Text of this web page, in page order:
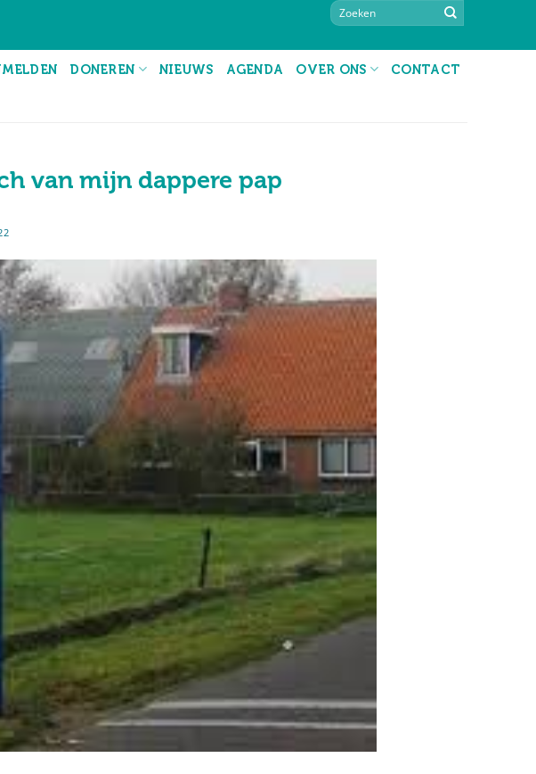
DONEREN NIEUWS AGENDA OVER ONS CONTACT
van mijn dappere pap